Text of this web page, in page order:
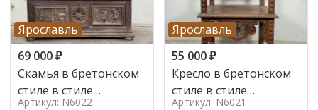
Ярославль
69 000₽
Скамья в бретонском
стиле в стиле
Артикул: N6022
Ярославль
55 000₽
Кресло в бретонском
стиле в стиле
Артикул: N6021